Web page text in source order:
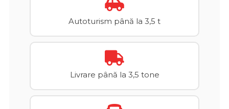
Autoturism până la 3,5 t
Livrare până la 3,5 tone